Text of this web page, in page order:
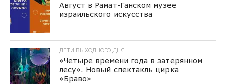
Август в Рамат-Ганском музее
израильского искусства
ДЕТИ ВЫХОДНОГО ДНЯ
«Четыре времени года в затерянном
лесу». Новый спектакль цирка
«Браво»